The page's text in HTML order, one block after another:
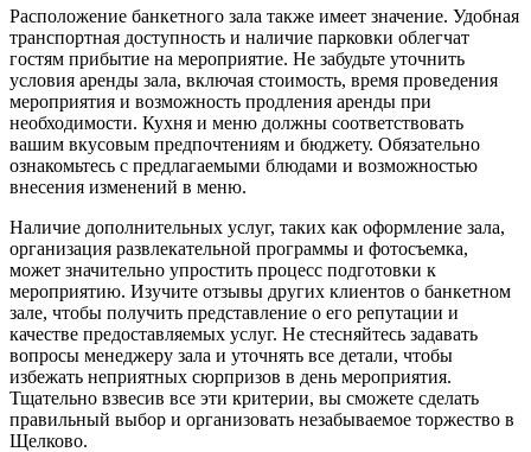
Расположение банкетного зала также имеет значение. Удобная
транспортная доступность и наличие парковки облегчат
гостям прибытие на мероприятие. Не забудьте уточнить
условия аренды зала, включая стоимость, время проведения
мероприятия и возможность продления аренды при
необходимости. Кухня и меню должны соответствовать
вашим вкусовым предпочтениям и бюджету. Обязательно
ознакомьтесь с предлагаемыми блюдами и возможностью
внесения изменений в меню.
Наличие дополнительных услуг, таких как оформление зала,
организация развлекательной программы и фотосъемка,
может значительно упростить процесс подготовки к
мероприятию. Изучите отзывы других клиентов о банкетном
зале, чтобы получить представление о его репутации и
качестве предоставляемых услуг. Не стесняйтесь задавать
вопросы менеджеру зала и уточнять все детали, чтобы
избежать неприятных сюрпризов в день мероприятия.
Тщательно взвесив все эти критерии, вы сможете сделать
правильный выбор и организовать незабываемое торжество в
Щелково.